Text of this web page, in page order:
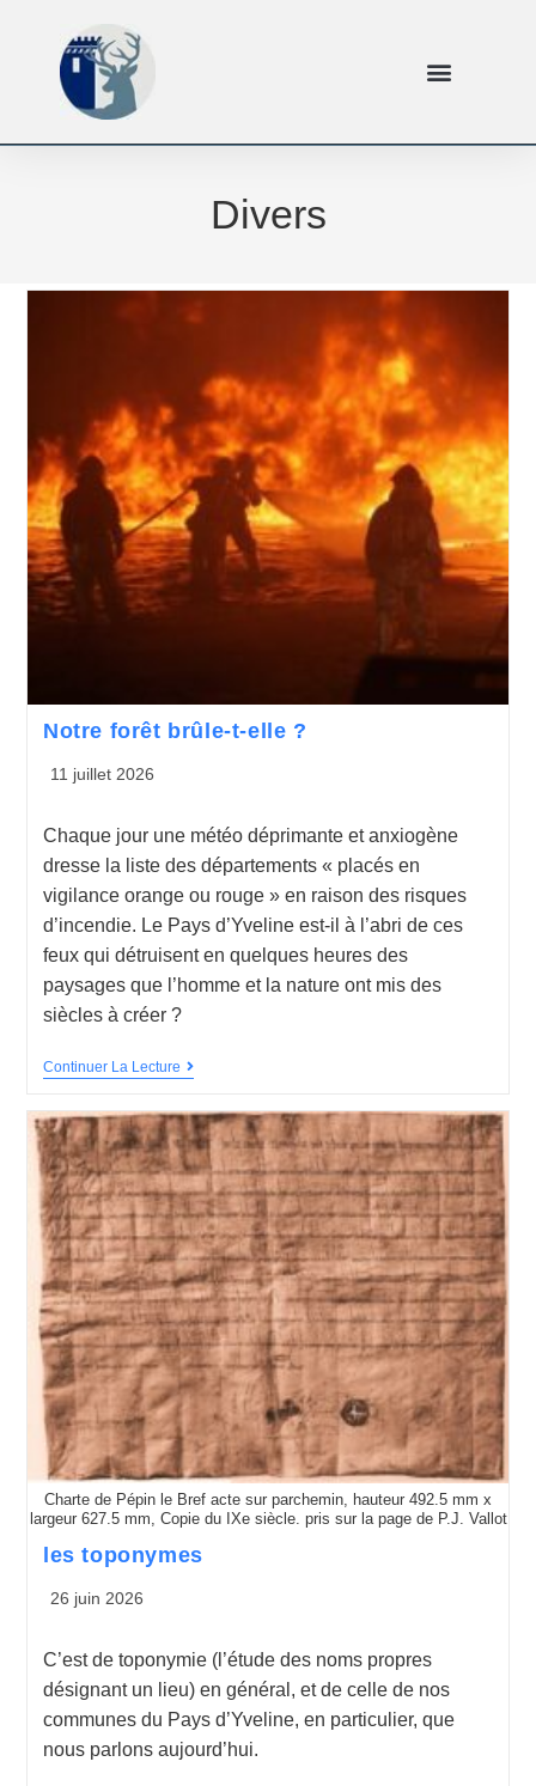
Divers
Notre forêt brûle-t-elle ?
11 juillet 2026
Chaque jour une météo déprimante et anxiogène
dresse la liste des départements « placés en
vigilance orange ou rouge » en raison des risques
d’incendie. Le Pays d’Yveline est-il à l’abri de ces
feux qui détruisent en quelques heures des
paysages que l’homme et la nature ont mis des
siècles à créer ?
Continuer La Lecture
Charte de Pépin le Bref acte sur parchemin, hauteur 492.5 mm x
largeur 627.5 mm, Copie du IXe siècle. pris sur la page de P.J. Vallot
les toponymes
26 juin 2026
C’est de toponymie (l’étude des noms propres
désignant un lieu) en général, et de celle de nos
communes du Pays d’Yveline, en particulier, que
nous parlons aujourd’hui.